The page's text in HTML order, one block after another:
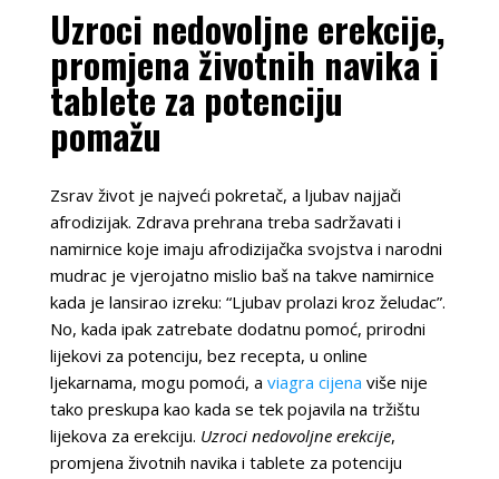
Uzroci nedovoljne erekcije,
promjena životnih navika i
tablete za potenciju
pomažu
Zsrav život je najveći pokretač, a ljubav najjači
afrodizijak. Zdrava prehrana treba sadržavati i
namirnice koje imaju afrodizijačka svojstva i narodni
mudrac je vjerojatno mislio baš na takve namirnice
kada je lansirao izreku: “Ljubav prolazi kroz želudac”.
No, kada ipak zatrebate dodatnu pomoć, prirodni
lijekovi za potenciju, bez recepta, u online
ljekarnama, mogu pomoći, a viagra cijena više nije
tako preskupa kao kada se tek pojavila na tržištu
lijekova za erekciju. Uzroci nedovoljne erekcije,
promjena životnih navika i tablete za potenciju